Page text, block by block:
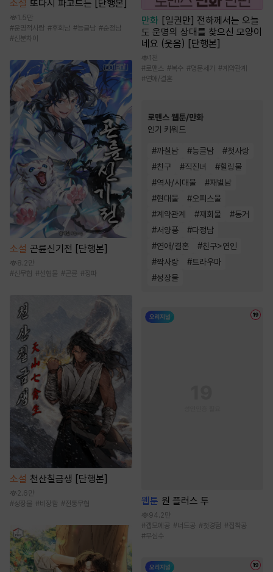
소설 또다시 파고드는 [단행본]
1.5만
#운명적사랑 #후회남 #능글남 #순정남
#신분차이
소설 곤륜신기전 [단행본]
8.2만
#신무협 #선협물 #곤륜 #정파
소설 천산칠금생 [단행본]
2.6만
#성장물 #비장함 #전통무협
만화 [일권만] 전하께서는 오늘
도 운명의 상대를 찾으신 모양이
네요 (웃음) [단행본]
1천
#로맨스 #복수 #명문세가 #계약관계
#연애/결혼
로맨스 웹툰/만화
인기 키워드
#까칠남 #능글남 #첫사랑
#친구 #직진녀 #힐링물
#역사/시대물 #재벌남
#현대물 #오피스물
#계약관계 #재회물 #동거
#서양풍 #다정남
#연애/결혼 #친구>연인
#짝사랑 #트라우마
#성장물
웹툰 원 플러스 투
94.2만
#갭모에공 #너드공 #첫경험 #집착공
#무심수